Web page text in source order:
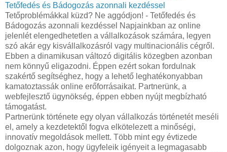
Tetőfedés és Bádogozás azonnali kezdéssel
Tetőproblémákkal küzd? Ne aggódjon! - Tetőfedés és
Bádogozás azonnali kezdéssel Napjainkban az online
jelenlét elengedhetetlen a vállalkozások számára, legyen
szó akár egy kisvállalkozásról vagy multinacionális cégről.
Ebben a dinamikusan változó digitális közegben azonban
nem könnyű eligazodni. Éppen ezért sokan fordulnak
szakértő segítséghez, hogy a lehető leghatékonyabban
kamatoztassák online erőforrásaikat. Partnerünk, a
webfejlesztő ügynökség, éppen ebben nyújt megbízható
támogatást.
Partnerünk története egy olyan vállalkozás történetét meséli
el, amely a kezdetektől fogva elkötelezett a minőségi,
innovatív megoldások mellett. Több mint egy évtizede
dolgoznak azon, hogy ügyfeleik igényeit a legmagasabb